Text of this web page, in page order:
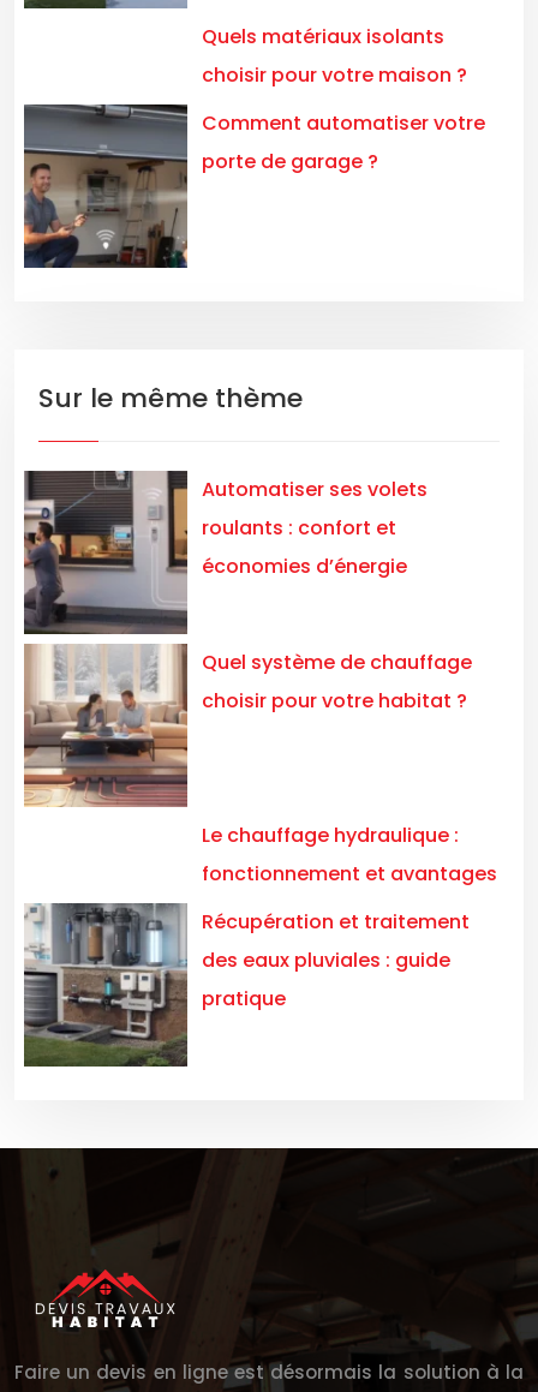
Quels matériaux isolants
choisir pour votre maison ?
Comment automatiser votre
porte de garage ?
Sur le même thème
Automatiser ses volets
roulants : confort et
économies d’énergie
Quel système de chauffage
choisir pour votre habitat ?
Le chauffage hydraulique :
fonctionnement et avantages
Récupération et traitement
des eaux pluviales : guide
pratique
Faire un devis en ligne est désormais la solution à la